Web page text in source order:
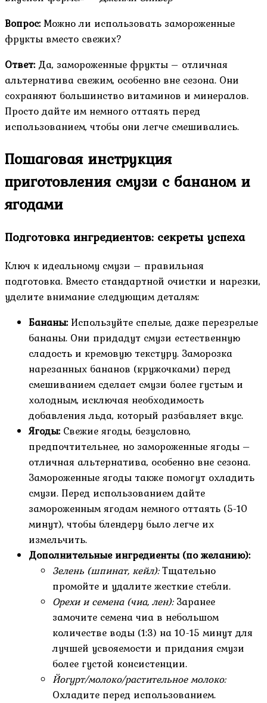
Вопрос:Можно ли использовать замороженные
фрукты вместо свежих?
Ответ: Да, замороженные фрукты – отличная
альтернатива свежим, особенно вне сезона. Они
сохраняют большинство витаминов и минералов.
Просто дайте им немного оттаять перед
использованием, чтобы они легче смешивались.
Пошаговая инструкция
приготовления смузи с бананом и
ягодами
Подготовка ингредиентов: секреты успеха
Ключ к идеальному смузи – правильная
подготовка. Вместо стандартной очистки и нарезки,
уделите внимание следующим деталям:
Бананы:Используйте спелые, даже перезрелые
бананы. Они придадут смузи естественную
сладость и кремовую текстуру. Заморозка
нарезанных бананов (кружочками) перед
смешиванием сделает смузи более густым и
холодным, исключая необходимость
добавления льда, который разбавляет вкус.
Ягоды: Свежие ягоды, безусловно,
предпочтительнее, но замороженные ягоды –
отличная альтернатива, особенно вне сезона.
Замороженные ягоды также помогут охладить
смузи. Перед использованием дайте
замороженным ягодам немного оттаять (5-10
минут), чтобы блендеру было легче их
измельчить.
Дополнительные ингредиенты (по желанию):
Зелень (шпинат, кейл):Тщательно
промойте и удалите жесткие стебли.
Орехи и семена (чиа, лен):Заранее
замочите семена чиа в небольшом
количестве воды (1:3) на 10-15 минут для
лучшей усвояемости и придания смузи
более густой консистенции.
Йогурт/молоко/растительное молоко:
Охладите перед использованием.